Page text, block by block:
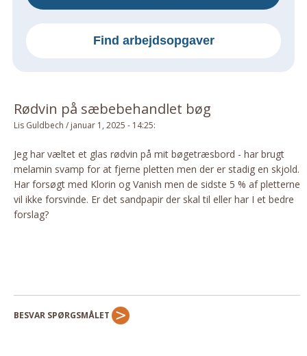
Om Materialer
HANDYMAN
Tips Og Tricks
Kemi
Andet
Båd
GARTNER
Find arbejdsopgaver
Rødvin på sæbebehandlet bøg
Lis Guldbech / januar 1, 2025 - 14:25:
Jeg har væltet et glas rødvin på mit bøgetræsbord - har brugt
melamin svamp for at fjerne pletten men der er stadig en skjold.
Har forsøgt med Klorin og Vanish men de sidste 5 % af pletterne
vil ikke forsvinde. Er det sandpapir der skal til eller har I et bedre
forslag?
BESVAR SPØRGSMÅLET